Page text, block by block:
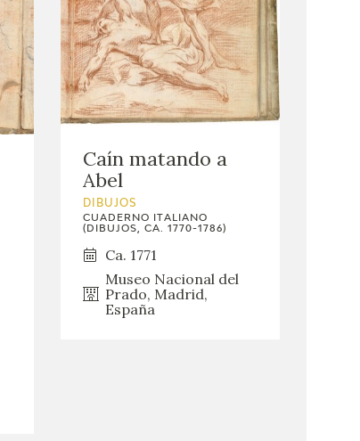
Caín matando a
Abel
DIBUJOS
CUADERNO ITALIANO
(DIBUJOS, CA. 1770-1786)
Ca. 1771
Museo Nacional del
Prado, Madrid,
España